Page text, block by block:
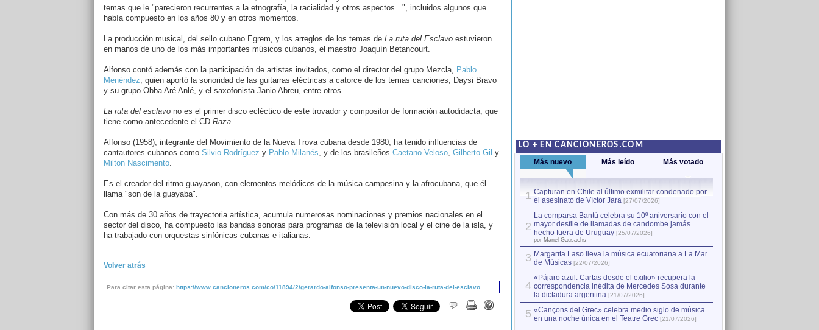
temas que le "parecieron recurrentes a la etnografía, la racialidad y otros aspectos...", incluidos algunos que
había compuesto en los años 80 y en otros momentos.
La producción musical, del sello cubano Egrem, y los arreglos de los temas de La ruta del Esclavoestuvieron
en manos de uno de los más importantes músicos cubanos, el maestro Joaquín Betancourt.
Alfonso contó además con la participación de artistas invitados, como el director del grupo Mezcla, Pablo
Menéndez, quien aportó la sonoridad de las guitarras eléctricas a catorce de los temas canciones, Daysi Bravo
y su grupo Obba Aré Anlé, y el saxofonista Janio Abreu, entre otros.
La ruta del esclavono es el primer disco ecléctico de este trovador y compositor de formación autodidacta, que
tiene como antecedente el CD Raza.
Alfonso (1958), integrante del Movimiento de la Nueva Trova cubana desde 1980, ha tenido influencias de
cantautores cubanos como Silvio Rodríguez y Pablo Milanés, y de los brasileños Caetano Veloso, Gilberto Gil y
Milton Nascimento.
Es el creador del ritmo guayason, con elementos melódicos de la música campesina y la afrocubana, que él
llama "son de la guayaba".
Con más de 30 años de trayectoria artística, acumula numerosas nominaciones y premios nacionales en el
sector del disco, ha compuesto las bandas sonoras para programas de la televisión local y el cine de la isla, y
ha trabajado con orquestas sinfónicas cubanas e italianas.
Volver atrás
Para citar esta página: https://www.cancioneros.com/co/11894/2/gerardo-alfonso-presenta-un-nuevo-disco-la-ruta-del-esclavo
LO + EN CANCIONEROS.COM
Más nuevo Más leído Más votado
1 Capturan en Chile al último exmilitar condenado por
el asesinato de Víctor Jara [27/07/2026]
2
La comparsa Bantú celebra su 10º aniversario con el
mayor desfile de llamadas de candombe jamás
hecho fuera de Uruguay [25/07/2026]
por Manel Gausachs
3 Margarita Laso lleva la música ecuatoriana a La Mar
de Músicas [22/07/2026]
4
«Pájaro azul. Cartas desde el exilio» recupera la
correspondencia inédita de Mercedes Sosa durante
la dictadura argentina [21/07/2026]
5 «Cançons del Grec» celebra medio siglo de música
en una noche única en el Teatre Grec [21/07/2026]